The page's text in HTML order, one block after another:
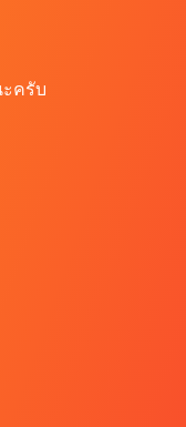
ครับ